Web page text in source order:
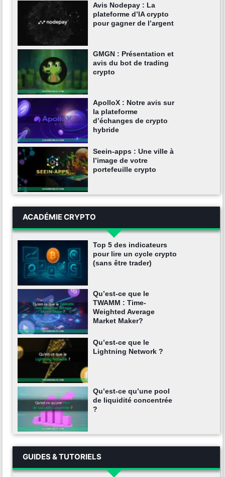
Avis Nodepay : La
plateforme d’IA crypto
pour gagner de l’argent
GMGN : Présentation et
avis du bot de trading
crypto
ApolloX : Notre avis sur
la plateforme
d’échanges de crypto
hybride
Seein-apps : Une ville à
l’image de votre
portefeuille crypto
ACADÉMIE CRYPTO
Top 5 des indicateurs
pour lire un cycle crypto
(sans être trader)
Qu’est-ce que le
TWAMM : Time-
Weighted Average
Market Maker?
Qu’est-ce que le
Lightning Network ?
Qu’est-ce qu’une pool
de liquidité concentrée
?
GUIDES & TUTORIELS